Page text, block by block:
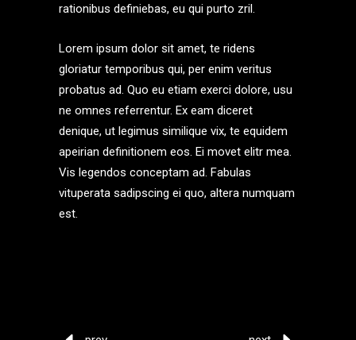
rationibus definiebas, eu qui purto zril.
Lorem ipsum dolor sit amet, te ridens
gloriatur temporibus qui, per enim veritus
probatus ad. Quo eu etiam exerci dolore, usu
ne omnes referrentur. Ex eam diceret
denique, ut legimus similique vix, te equidem
apeirian definitionem eos. Ei movet elitr mea.
Vis legendos conceptam ad. Fabulas
vituperata sadipscing ei quo, altera numquam
est.